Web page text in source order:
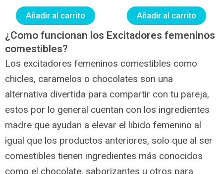
Añadir al carrito Añadir al carrito
¿Como funcionan los Excitadores femeninos
comestibles?
Los excitadores femeninos comestibles como
chicles, caramelos o chocolates son una
alternativa divertida para compartir con tu pareja,
estos por lo general cuentan con los ingredientes
madre que ayudan a elevar el libido femenino al
igual que los productos anteriores, solo que al ser
comestibles tienen ingredientes más conocidos
como el chocolate, saborizantes u otros para